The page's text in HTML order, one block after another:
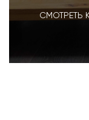
СМОТРЕТЬ